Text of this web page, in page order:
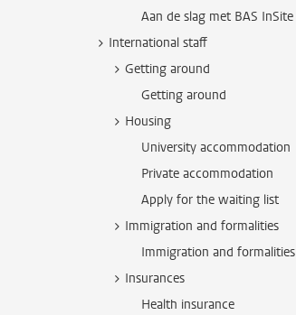
Aan de slag met BAS InSite
International staff
Getting around
Getting around
Housing
University accommodation
Private accommodation
Apply for the waiting list
Immigration and formalities
Immigration and formalities
Insurances
Health insurance